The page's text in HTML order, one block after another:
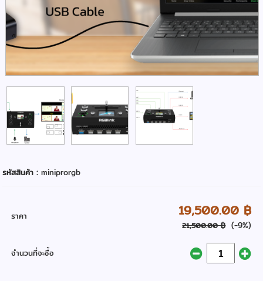
รหัสสินค้า :miniprorgb
ราคา 19,500.00 ฿
21,500.00 ฿ (-9%)
จำนวนที่จะซื้อ